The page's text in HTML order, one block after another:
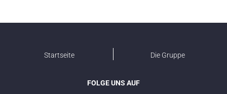
Startseite Die Gruppe
FOLGE UNS AUF